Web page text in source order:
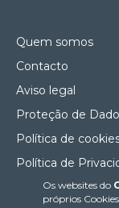
Os websites do
próprios
Quem somos
Contacto
Aviso legal
Proteção de
Política de
Política de
Canal de